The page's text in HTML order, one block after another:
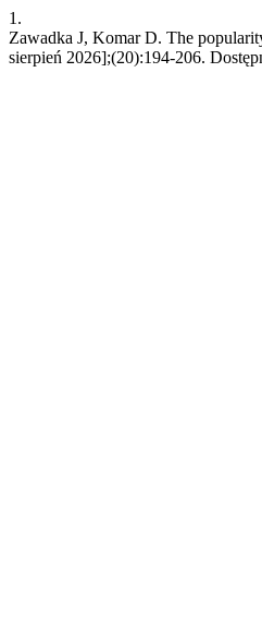
1.
Zawadka J, Komar D. The
sierpień 2026];(20):194-206.